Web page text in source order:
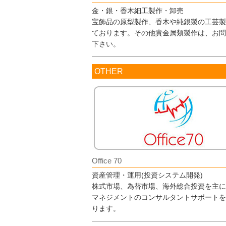
金・銀・香木細工製作・卸売
宝飾品の原型製作、香木や純銀製の工芸
ております。その他貴金属類製作は、お
下さい。
OTHER
Office 70
資産管理・運用(投資システム開発)
株式市場、為替市場、海外総合投資を主
マネジメントのコンサルタントサポート
ります。